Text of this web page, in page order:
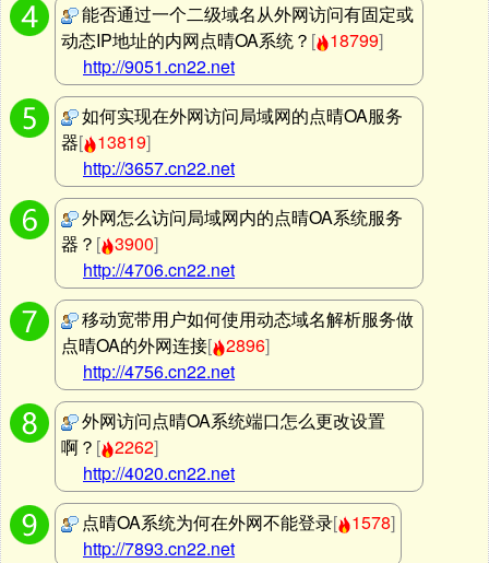
能否通过一个二级域名从外网访问有固定或
动态IP地址的内网点晴OA系统？ [ 18799]
http://9051.cn22.net
如何实现在外网访问局域网的点晴OA服务
器[ 13819]
http://3657.cn22.net
外网怎么访问局域网内的点晴OA系统服务
器？ [ 3900]
http://4706.cn22.net
移动宽带用户如何使用动态域名解析服务做
点晴OA的外网连接[ 2896]
http://4756.cn22.net
外网访问点晴OA系统端口怎么更改设置
啊？ [ 2262]
http://4020.cn22.net
点晴OA系统为何在外网不能登录[ 1578]
http://7893.cn22.net